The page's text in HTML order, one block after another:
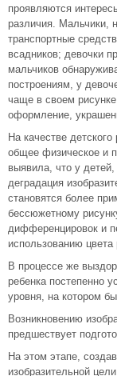
проявляются
различия. Мальчики,
транспортные
всадников; девочки
мальчиков
построениям, у
чаще в своем
оформление,
На качестве
общее физическое и
выявила, что у
деградация
становятся более
бессюжетному
дифференцировок и
использованию цвета
В процессе же
ребенка постепенно
уровня, на котором
Возникновению
предшествует
На этом этапе,
изобразительной